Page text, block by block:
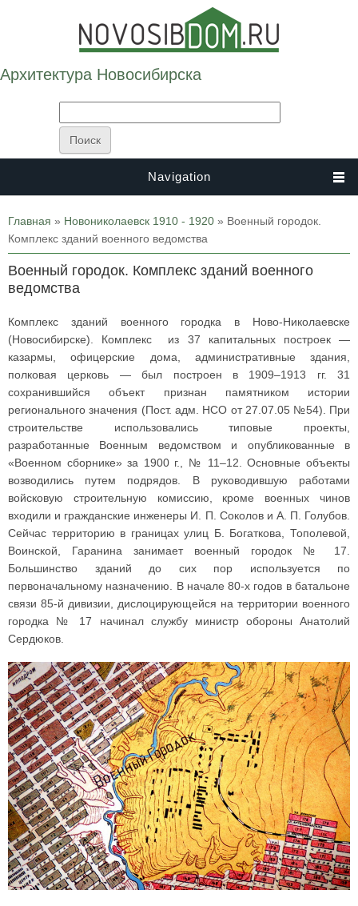
Архитектура Новосибирска
Navigation
Вы здесь
Главная » Новониколаевск 1910 - 1920 » Военный городок.
Комплекс зданий военного ведомства
Военный городок. Комплекс зданий военного
ведомства
Комплекс зданий военного городка в Ново-Николаевске
(Новосибирске). Комплекс из 37 капитальных построек —
казармы, офицерские дома, административные здания,
полковая церковь — был построен в 1909–1913 гг. 31
сохранившийся объект признан памятником истории
регионального значения (Пост. адм. НСО от 27.07.05 №54). При
строительстве использовались типовые проекты,
разработанные Военным ведомством и опубликованные в
«Военном сборнике» за 1900 г., № 11–12. Основные объекты
возводились путем подрядов. В руководившую работами
войсковую строительную комиссию, кроме военных чинов
входили и гражданские инженеры И. П. Соколов и А. П. Голубов.
Сейчас территорию в границах улиц Б. Богаткова, Тополевой,
Воинской, Гаранина занимает военный городок № 17.
Большинство зданий до сих пор используется по
первоначальному назначению. В начале 80-х годов в батальоне
связи 85-й дивизии, дислоцирующейся на территории военного
городка № 17 начинал службу министр обороны Анатолий
Сердюков.